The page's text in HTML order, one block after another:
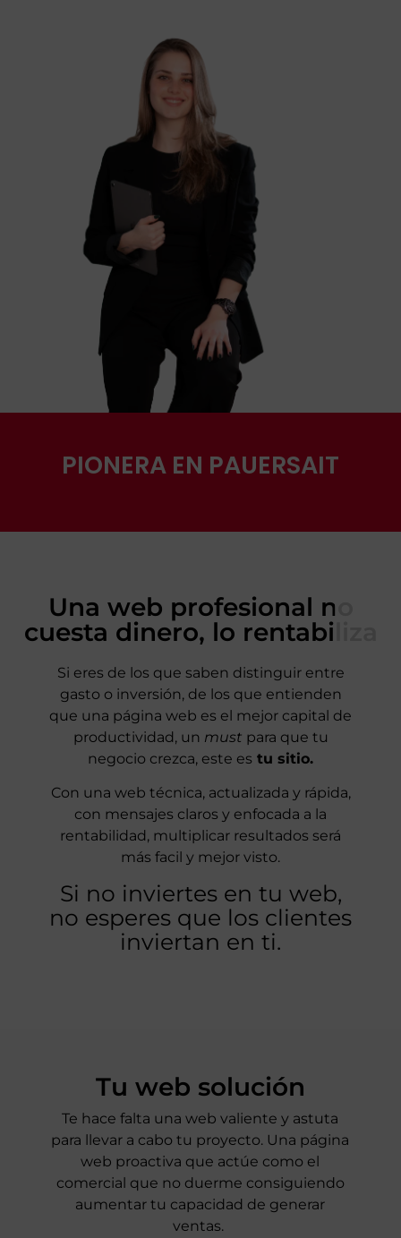
PIONERA EN PAUERSAIT
Una web profesional no
cuesta dinero, lo rentabiliza
Si eres de los que saben distinguir entre
gasto o inversión, de los que entienden
que una página web es el mejor capital de
productividad, un must para que tu
negocio crezca, este es tu sitio.
Con una web técnica, actualizada y rápida,
con mensajes claros y enfocada a la
rentabilidad, multiplicar resultados será
más facil y mejor visto.
Si no inviertes en tu web,
no esperes que los clientes
inviertan en ti.
Tu web solución
Te hace falta una web valiente y astuta
para llevar a cabo tu proyecto. Una página
web proactiva que actúe como el
comercial que no duerme consiguiendo
aumentar tu capacidad de generar
ventas.